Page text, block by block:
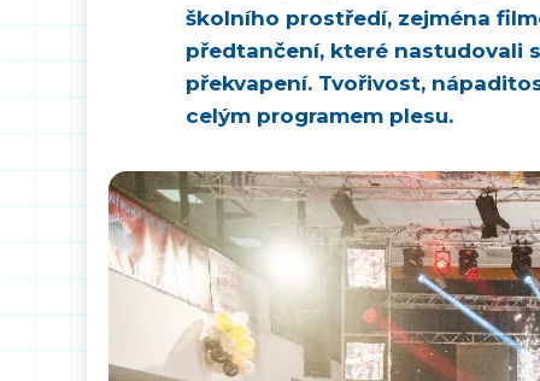
školního prostředí, zejména
předtančení, které nastudovali
překvapení. Tvořivost,
celým programem plesu.